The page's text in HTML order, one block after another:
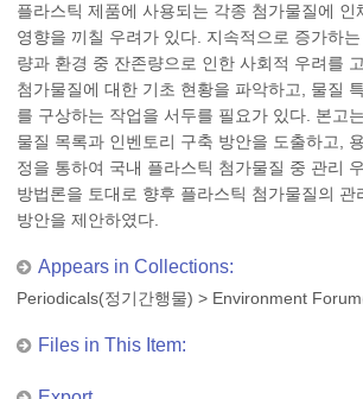
플라스틱 제품에 사용되는 각종 첨가물질에 인
영향을 끼칠 우려가 있다. 지속적으로 증가하
량과 환경 중 잔존량으로 인한 사회적 우려를
첨가물질에 대한 기초 현황을 파악하고, 물질
를 구상하는 작업을 서두를 필요가 있다. 본고
물질 목록과 인벤토리 구축 방안을 도출하고,
정을 통하여 국내 플라스틱 첨가물질 중 관리
방법론을 토대로 향후 플라스틱 첨가물질의 관
방안을 제안하였다.
Appears in Collections:
Periodicals(정기간행물) > Environment
Files in This Item: